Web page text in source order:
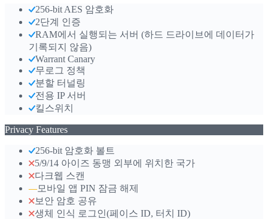
256-bit AES 암호화
2단계 인증
RAM에서 실행되는 서버 (하드 드라이브에 데이터가
기록되지 않음)
Warrant Canary
무로그 정책
분할 터널링
전용 IP 서버
킬스위치
Privacy Features
256-bit 암호화 볼트
5/9/14 아이즈 동맹 외부에 위치한 국가
다크웹 스캔
— 모바일 앱 PIN 잠금 해제
보안 암호 공유
생체 인식 로그인(페이스 ID, 터치 ID)